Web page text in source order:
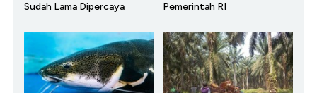
Sudah Lama Dipercaya
Pemerintah RI